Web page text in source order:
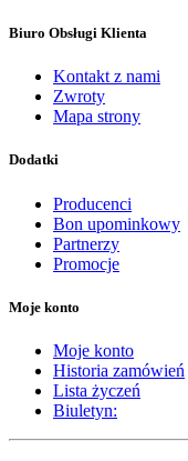
Biuro Obsługi Klienta
Kontakt z nami
Zwroty
Mapa strony
Dodatki
Producenci
Bon upominkowy
Partnerzy
Promocje
Moje konto
Moje konto
Historia zamówień
Lista życzeń
Biuletyn: